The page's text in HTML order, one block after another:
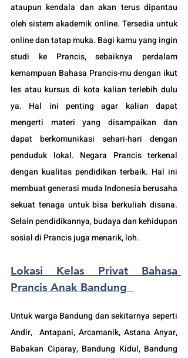
ataupun kendala dan akan terus dipantau
oleh sistem akademik online. Tersedia untuk
online dan tatap muka. Bagi kamu yang ingin
studi ke Prancis, sebaiknya perdalam
kemampuan Bahasa Prancis-mu dengan ikut
les atau kursus di kota kalian terlebih dulu
ya. Hal ini penting agar kalian dapat
mengerti materi yang disampaikan dan
dapat berkomunikasi sehari-hari dengan
penduduk lokal. Negara Prancis terkenal
dengan kualitas pendidikan terbaik. Hal ini
membuat generasi muda Indonesia berusaha
sekuat tenaga untuk bisa berkuliah disana.
Selain pendidikannya, budaya dan kehidupan
sosial di Prancis juga menarik, loh.
Lokasi Kelas Privat Bahasa
Prancis Anak Bandung
Andir,  Antapani, Arcamanik, Astana Anyar,
Babakan Ciparay, Bandung Kidul, Bandung